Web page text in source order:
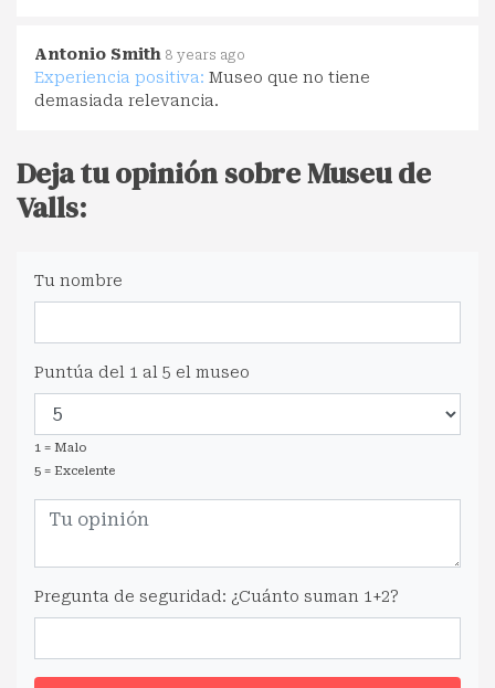
Antonio Smith 8 years ago
Experiencia positiva: Museo que no tiene
demasiada relevancia.
Deja tu opinión sobre Museu de
Valls:
Tu nombre
Puntúa del 1 al 5 el museo
1 = Malo
5 = Excelente
Pregunta de seguridad: ¿Cuánto suman 1+2?